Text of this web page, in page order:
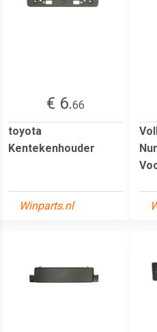
€ 6.66
toyota
Kentekenhouder
Winparts.nl